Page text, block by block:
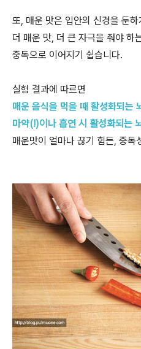
또, 매운 맛은 입안의 신경을 둔하
더 매운 맛, 더 큰 자극을 줘야 하
중독으로 이어지기 쉽습니다.
실험 결과에 따르면
매운 음식을 먹을 때 활성화되는
마약(!)이나 흡연 시 활성화되는
매운맛이 얼마나 끊기 힘든, 중독